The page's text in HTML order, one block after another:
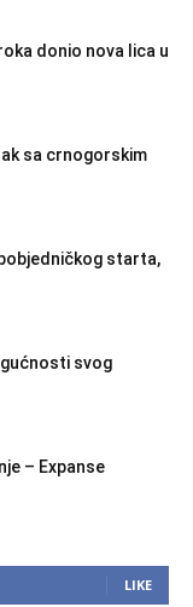
donio nova lica u
sa crnogorskim
starta,
svog
– Expanse
LIKE